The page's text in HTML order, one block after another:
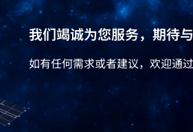
我们竭诚为您服务，期待与
如有任何需求或者建议，欢迎通过